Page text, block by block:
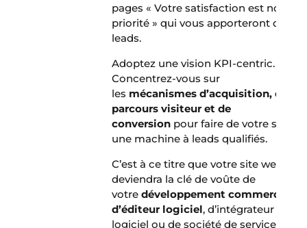
pages « Votre satisfaction est notre
priorité » qui vous apporteront des
leads.
Adoptez une vision KPI-centric.
Concentrez-vous sur
les mécanismes d’acquisition, de
parcours visiteur et de
conversion pour faire de votre site
une machine à leads qualifiés.
C’est à ce titre que votre site web
deviendra la clé de voûte de
votredéveloppement commercial
d’éditeur logiciel, d’intégrateur
logiciel ou de société de services